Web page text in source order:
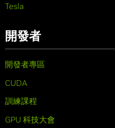
Tesla
開發者
開發者專區
CUDA
訓練課程
GPU 科技大會